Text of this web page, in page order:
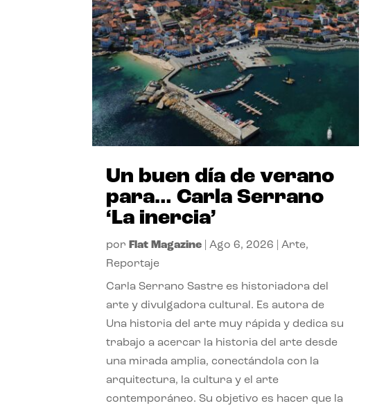
Un buen día de verano
para… Carla Serrano
‘La inercia’
por Flat Magazine |Ago 6, 2026 |Arte,
Reportaje
Carla Serrano Sastre es historiadora del
arte y divulgadora cultural. Es autora de
Una historia del arte muy rápida y dedica su
trabajo a acercar la historia del arte desde
una mirada amplia, conectándola con la
arquitectura, la cultura y el arte
contemporáneo. Su objetivo es hacer que la